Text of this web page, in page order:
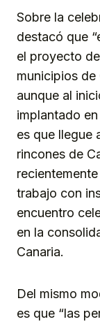
Sobre la
destacó que
el proyecto
municipios de
aunque al
implantado
es que llegue
rincones de
trabajo con
encuentro
en la
Canaria.
Del mismo
es que “las